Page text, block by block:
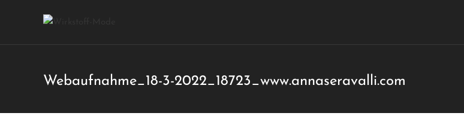
Webaufnahme_18-3-2022_18723_www.annaseravalli.com